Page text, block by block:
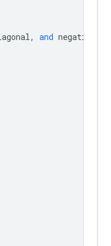
, and negative